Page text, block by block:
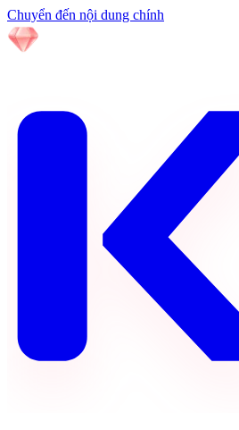
Chuyển đến nội dung chính